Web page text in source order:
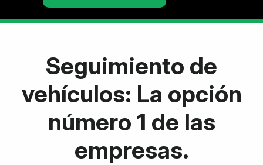
Seguimiento de
vehículos: La opción
número 1 de las
empresas.